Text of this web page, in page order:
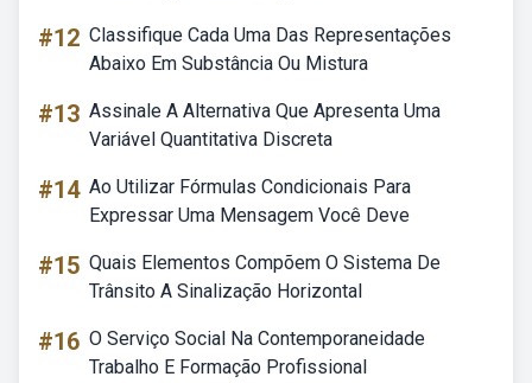
#12 Classifique Cada Uma Das Representações
Abaixo Em Substância Ou Mistura
#13 Assinale A Alternativa Que Apresenta Uma
Variável Quantitativa Discreta
#14 Ao Utilizar Fórmulas Condicionais Para
Expressar Uma Mensagem Você Deve
#15 Quais Elementos Compõem O Sistema De
Trânsito A Sinalização Horizontal
#16 O Serviço Social Na Contemporaneidade
Trabalho E Formação Profissional